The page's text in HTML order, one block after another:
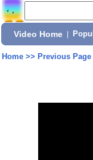
Video Home
Home>> Previous Page